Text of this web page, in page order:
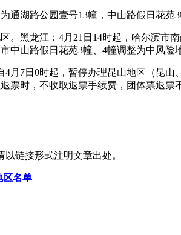
通湖路公园壹号13幢，中山路假日花
。黑龙江：4月21日14时起，哈尔滨市
中山路假日花苑3幢、4幢调整为中风险
月7日0时起，暂停办理昆山地区（昆
票时，不收取退票手续费，团体票退票
链接形式注明文章出处。
区名单